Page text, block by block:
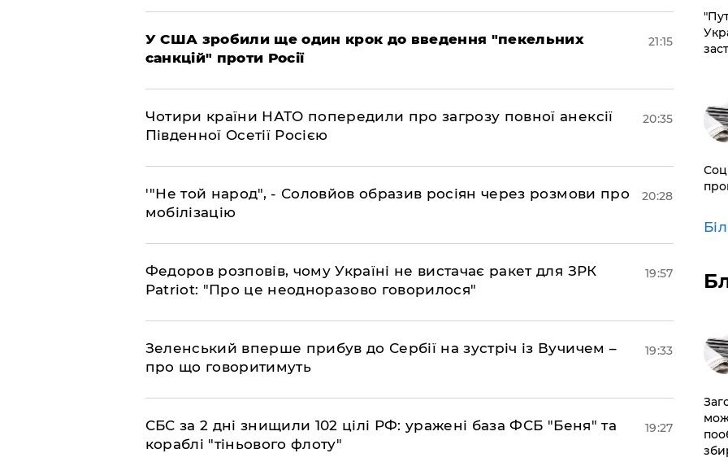
​У США зробили ще один крок до введення "пекельних
санкцій" проти Росії
21:15
​Чотири країни НАТО попередили про загрозу повної анексії
Південної Осетії Росією
20:35
​'"Не той народ", - Соловйов образив росіян через розмови про
мобілізацію
20:28
​Федоров розповів, чому Україні не вистачає ракет для ЗРК
Patriot: "Про це неодноразово говорилося"
19:57
​Зеленський вперше прибув до Сербії на зустріч із Вучичем –
про що говоритимуть
19:33
​СБС за 2 дні знищили 102 цілі РФ: уражені база ФСБ "Беня" та
кораблі "тіньового флоту"
19:27